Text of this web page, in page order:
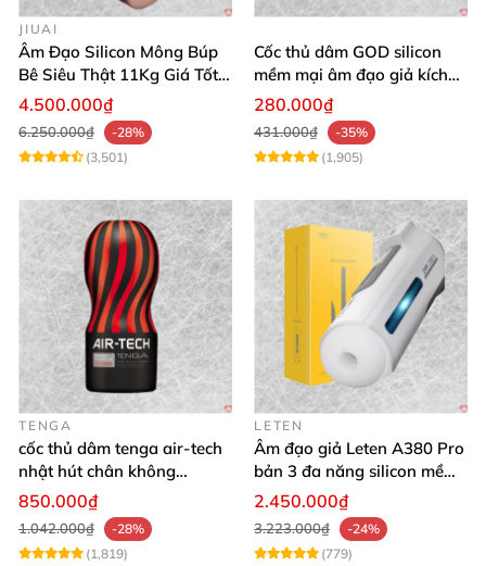
JIUAI
Âm Đạo Silicon Mông Búp
Bê Siêu Thật 11Kg Giá Tốt
Hàng Nhật
4.500.000₫
6.250.000₫
-28%
(3,501)
Cốc thủ dâm GOD silicon
mềm mại âm đạo giả kích
thích mạnh mẽ
280.000₫
431.000₫
-35%
(1,905)
TENGA
cốc thủ dâm tenga air-tech
nhật hút chân không
silicone cao cấp nam
850.000₫
1.042.000₫
-28%
(1,819)
LETEN
Âm đạo giả Leten A380 Pro
bản 3 đa năng silicon mềm
mại
2.450.000₫
3.223.000₫
-24%
(779)